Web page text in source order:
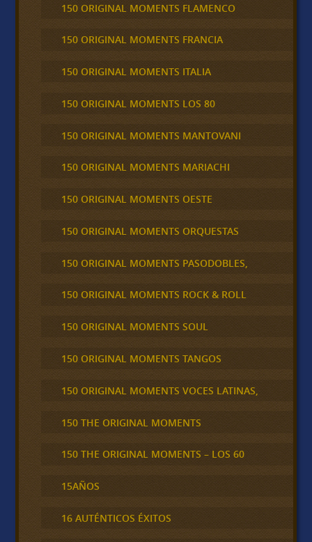
150 ORIGINAL MOMENTS FLAMENCO
150 ORIGINAL MOMENTS FRANCIA
150 ORIGINAL MOMENTS ITALIA
150 ORIGINAL MOMENTS LOS 80
150 ORIGINAL MOMENTS MANTOVANI
150 ORIGINAL MOMENTS MARIACHI
150 ORIGINAL MOMENTS OESTE
150 ORIGINAL MOMENTS ORQUESTAS
150 ORIGINAL MOMENTS PASODOBLES,
150 ORIGINAL MOMENTS ROCK & ROLL
150 ORIGINAL MOMENTS SOUL
150 ORIGINAL MOMENTS TANGOS
150 ORIGINAL MOMENTS VOCES LATINAS,
150 THE ORIGINAL MOMENTS
150 THE ORIGINAL MOMENTS – LOS 60
15AÑOS
16 AUTÉNTICOS ÉXITOS